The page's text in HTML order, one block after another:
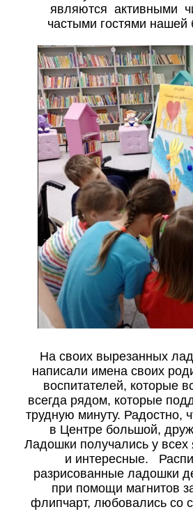
являются активными
частыми гостями нашей
На своих вырезанных
написали имена своих
воспитателей, которые
всегда рядом, которые
трудную минуту. Радостно,
в Центре большой,
Ладошки получались у всех
и интересные.
разрисованные ладошки
при помощи магнитов
флипчарт, любовались со